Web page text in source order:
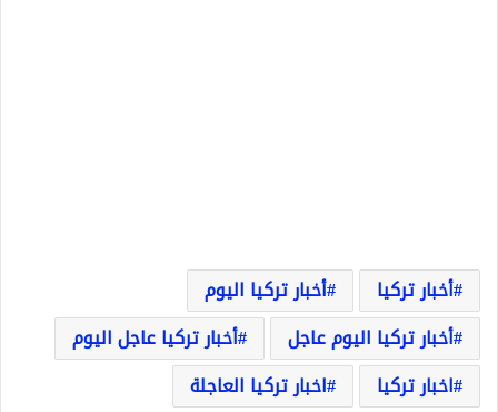
أخبار تركيا
أخبار تركيا اليوم
أخبار تركيا اليوم عاجل
أخبار تركيا عاجل اليوم
اخبار تركيا
اخبار تركيا العاجلة